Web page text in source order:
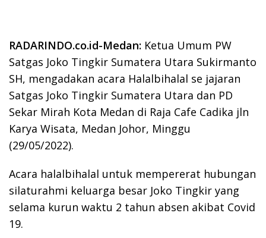
RADARINDO.co.id-Medan: Ketua Umum PW
Satgas Joko Tingkir Sumatera Utara Sukirmanto
SH, mengadakan acara Halalbihalal se jajaran
Satgas Joko Tingkir Sumatera Utara dan PD
Sekar Mirah Kota Medan di Raja Cafe Cadika jln
Karya Wisata, Medan Johor, Minggu
(29/05/2022).
Acara halalbihalal untuk mempererat hubungan
silaturahmi keluarga besar Joko Tingkir yang
selama kurun waktu 2 tahun absen akibat Covid
19.